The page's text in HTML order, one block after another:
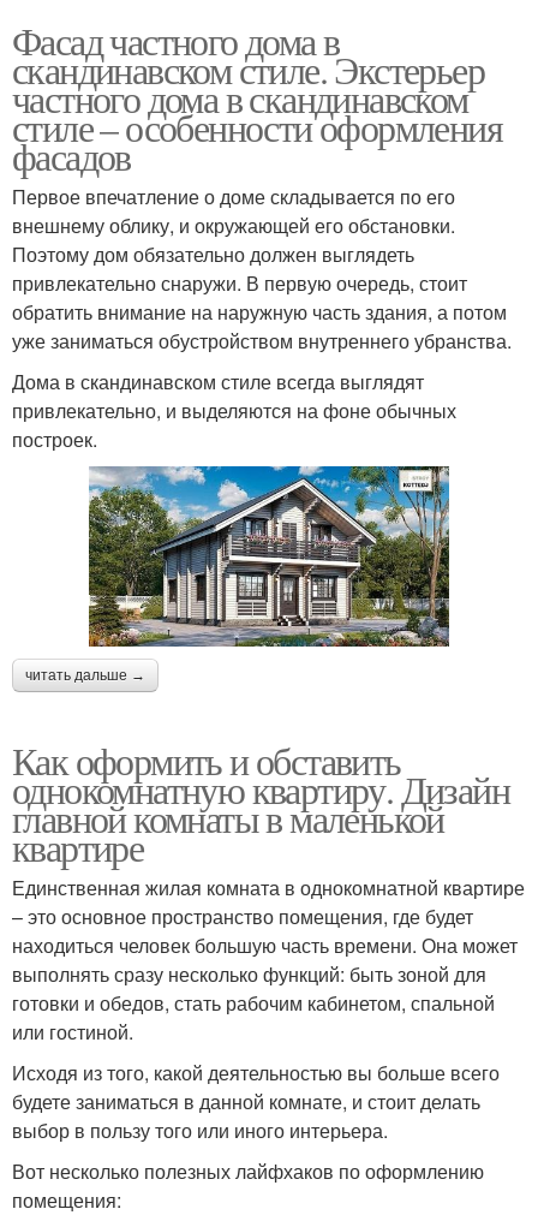
Фасад частного дома в
скандинавском стиле. Экстерьер
частного дома в скандинавском
стиле – особенности оформления
фасадов
Первое впечатление о доме складывается по его
внешнему облику, и окружающей его обстановки.
Поэтому дом обязательно должен выглядеть
привлекательно снаружи. В первую очередь, стоит
обратить внимание на наружную часть здания, а потом
уже заниматься обустройством внутреннего убранства.
Дома в скандинавском стиле всегда выглядят
привлекательно, и выделяются на фоне обычных
построек.
читать дальше →
Как оформить и обставить
однокомнатную квартиру. Дизайн
главной комнаты в маленькой
квартире
Единственная жилая комната в однокомнатной квартире
– это основное пространство помещения, где будет
находиться человек большую часть времени. Она может
выполнять сразу несколько функций: быть зоной для
готовки и обедов, стать рабочим кабинетом, спальной
или гостиной.
Исходя из того, какой деятельностью вы больше всего
будете заниматься в данной комнате, и стоит делать
выбор в пользу того или иного интерьера.
Вот несколько полезных лайфхаков по оформлению
помещения: